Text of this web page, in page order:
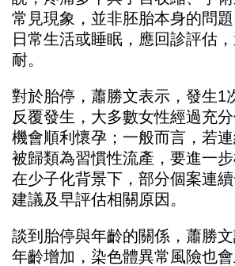
常見現象，並非胚胎本身的問
日常生活或睡眠，應回診評估
耐。
對於胎停，蕭勝文表示，發生1
反覆發生，大多數女性經過充
機會順利懷孕；一般而言，若
被歸類為習慣性流產，要進一
在少子化背景下，部分個案連
建議及早評估相關原因。
談到胎停與年齡的關係，蕭勝
年齡增加，染色體異常風險也